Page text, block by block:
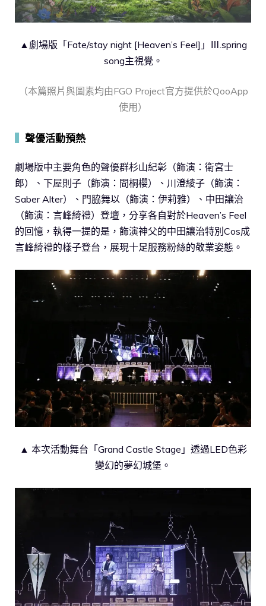
▲劇場版「Fate/stay night [Heaven’s Feel]」Ⅲ.spring
song主視覺。
（本篇照片與圖素均由FGO Project官方提供於QooApp
使用）
聲優活動預熱
劇場版中主要角色的聲優群杉山紀彰（飾演：衛宮士
郎）、下屋則子（飾演：間桐櫻）、川澄綾子（飾演：
Saber Alter）、門脇舞以（飾演：伊莉雅）、中田讓治
（飾演：言峰綺禮）登壇，分享各自對於Heaven’s Feel
的回憶，執得一提的是，飾演神父的中田讓治特別Cos成
言峰綺禮的樣子登台，展現十足服務粉絲的敬業姿態。
▲ 本次活動舞台「Grand Castle Stage」透過LED色彩
變幻的夢幻城堡。